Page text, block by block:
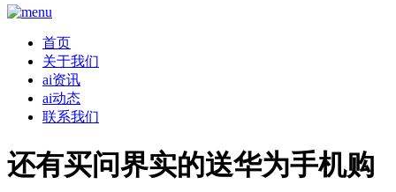
首页
关于我们
ai资讯
ai动态
联系我们
还有买问界实的送华为手机购